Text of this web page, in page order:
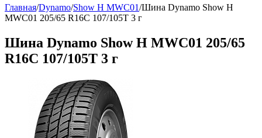
Главная/Dynamo/Show H MWC01/Шина Dynamo Show H
MWC01 205/65 R16C 107/105T 3 г
Шина Dynamo Show H MWC01 205/65
R16C 107/105T 3 г